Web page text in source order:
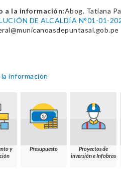
a la información:Abog. Tatiana
DE ALCALDÍA N°01-01-
información
y
Presupuesto
Proyectos de
inversión e Infobras